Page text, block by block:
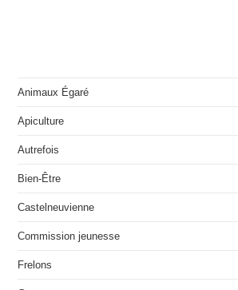
Animaux Égaré
Apiculture
Autrefois
Bien-Être
Castelneuvienne
Commission jeunesse
Frelons